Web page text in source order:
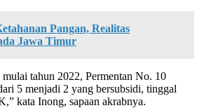
Pangan, Realitas
Jawa Timur
tahun 2022, Permentan No. 10
5 menjadi 2 yang bersubsidi, tinggal
kata Inong, sapaan akrabnya.